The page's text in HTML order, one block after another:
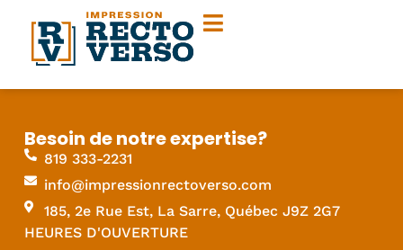
Besoin de notre expertise?
819 333-2231
info@impressionrectoverso.com
185, 2e Rue Est, La Sarre, Québec J9Z 2G7
HEURES D'OUVERTURE